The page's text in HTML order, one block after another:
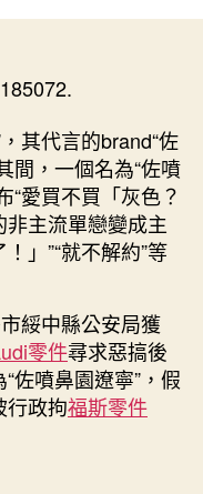
車
男
人
假
充
閆
曾
代
言
brand“佐
噴
其代言的brand“佐
間，一個名為“佐噴
“愛買不買「灰色？
主流單戀變成主
」”“就不解約”等
綏中縣公安局獲
零件尋求惡搞後
佐噴鼻園遼寧”，假
行政拘福斯零件